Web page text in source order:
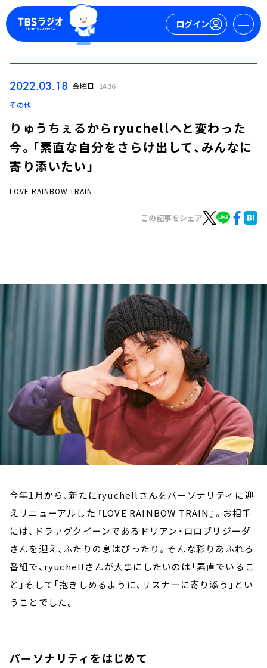
ログイン
イベント・グッズ
YouTube
会社情報
2022.03.18 金曜日 14:36
その他
りゅうちぇるからryuchellへと変わった
今。「素直な自分をさらけ出して、みんなに
寄り添いたい」
LOVE RAINBOW TRAIN
この記事をシェア
今年1月から、新たにryuchellさんをパーソナリティに迎
えリニューアルした『LOVE RAINBOW TRAIN』。お相手
には、ドラァグクイーンであるドリアン・ロロブリジーダ
さんを迎え、ふたりの息はぴったり。そんな彩りあふれる
番組で、ryuchellさんが大事にしたいのは「素直でいるこ
と」そして「抱きしめるように、リスナーに寄り添う」とい
うことでした。
パーソナリティをはじめて